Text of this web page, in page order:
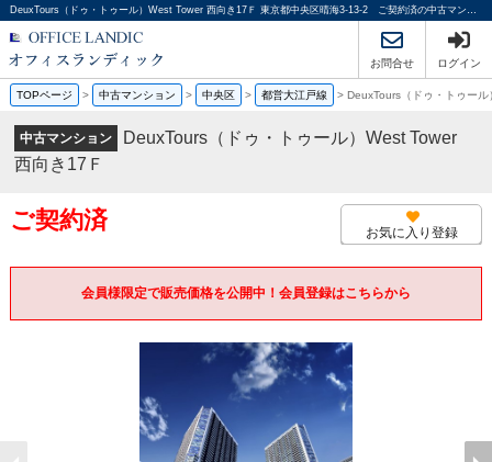
DeuxTours（ドゥ・トゥール）West Tower 西向き17Ｆ 東京都中央区晴海3-13-2 ご契約済の中古マンション｜分譲マンション情報｜オフィスランディック株式会社
お問合せ ログイン
TOPページ > 中古マンション > 中央区 > 都営大江戸線 > DeuxTours（ドゥ・トゥー
中古マンション
DeuxTours（ドゥ・トゥール）West Tower
西向き17Ｆ
ご契約済 お気に入り登録
会員様限定で販売価格を公開中！会員登録はこちらから